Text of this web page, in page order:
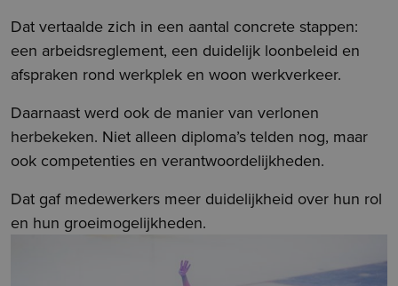
Dat vertaalde zich in een aantal concrete stappen:
een arbeidsreglement, een duidelijk loonbeleid en
afspraken rond werkplek en woon werkverkeer.
Daarnaast werd ook de manier van verlonen
herbekeken. Niet alleen diploma’s telden nog, maar
ook competenties en verantwoordelijkheden.
Dat gaf medewerkers meer duidelijkheid over hun rol
en hun groeimogelijkheden.